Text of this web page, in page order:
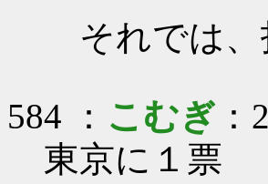
それでは、
584 ： こむぎ
東京に１票